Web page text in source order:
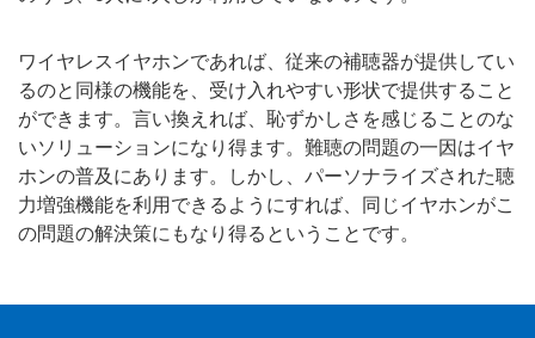
ワイヤレスイヤホンであれば、従来の補聴器が提供してい
るのと同様の機能を、受け入れやすい形状で提供すること
ができます。言い換えれば、恥ずかしさを感じることのな
いソリューションになり得ます。難聴の問題の一因はイヤ
ホンの普及にあります。しかし、パーソナライズされた聴
力増強機能を利用できるようにすれば、同じイヤホンがこ
の問題の解決策にもなり得るということです。